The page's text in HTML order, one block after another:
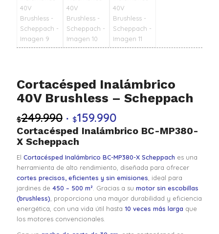
Cortacésped Inalámbrico
40V Brushless – Scheppach
$249.990 El
precio
original
$249.990.
$159.990El
precio
$159.990.
Cortacésped Inalámbrico BC-MP380-
X Scheppach
El Cortacésped Inalámbrico BC-MP380-X Scheppach es una
herramienta de alto rendimiento, diseñada para ofrecer
cortes precisos, eficientes y sin emisiones , ideal para
jardines de 450 – 500 m² . Gracias a su motor sin escobillas
(brushless) , proporciona una mayor durabilidad y eficiencia
energética, con una vida útil hasta 10 veces más larga que
los motores convencionales.